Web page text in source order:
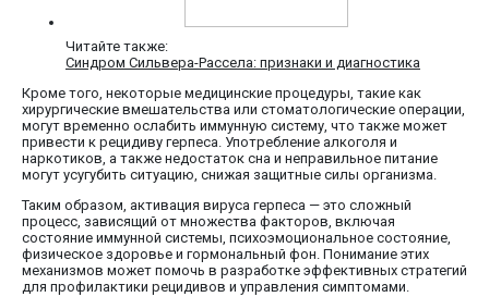
Читайте также:
Синдром Сильвера-Рассела: признаки и диагностика
Кроме того, некоторые медицинские процедуры, такие как
хирургические вмешательства или стоматологические операции,
могут временно ослабить иммунную систему, что также может
привести к рецидиву герпеса. Употребление алкоголя и
наркотиков, а также недостаток сна и неправильное питание
могут усугубить ситуацию, снижая защитные силы организма.
Таким образом, активация вируса герпеса — это сложный
процесс, зависящий от множества факторов, включая
состояние иммунной системы, психоэмоциональное состояние,
физическое здоровье и гормональный фон. Понимание этих
механизмов может помочь в разработке эффективных стратегий
для профилактики рецидивов и управления симптомами.